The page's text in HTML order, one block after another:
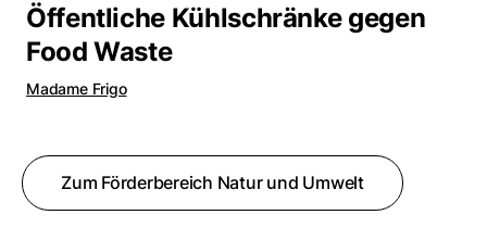
Öffentliche Kühlschränke gegen
Food Waste
Madame Frigo
Zum Förderbereich Natur und Umwelt